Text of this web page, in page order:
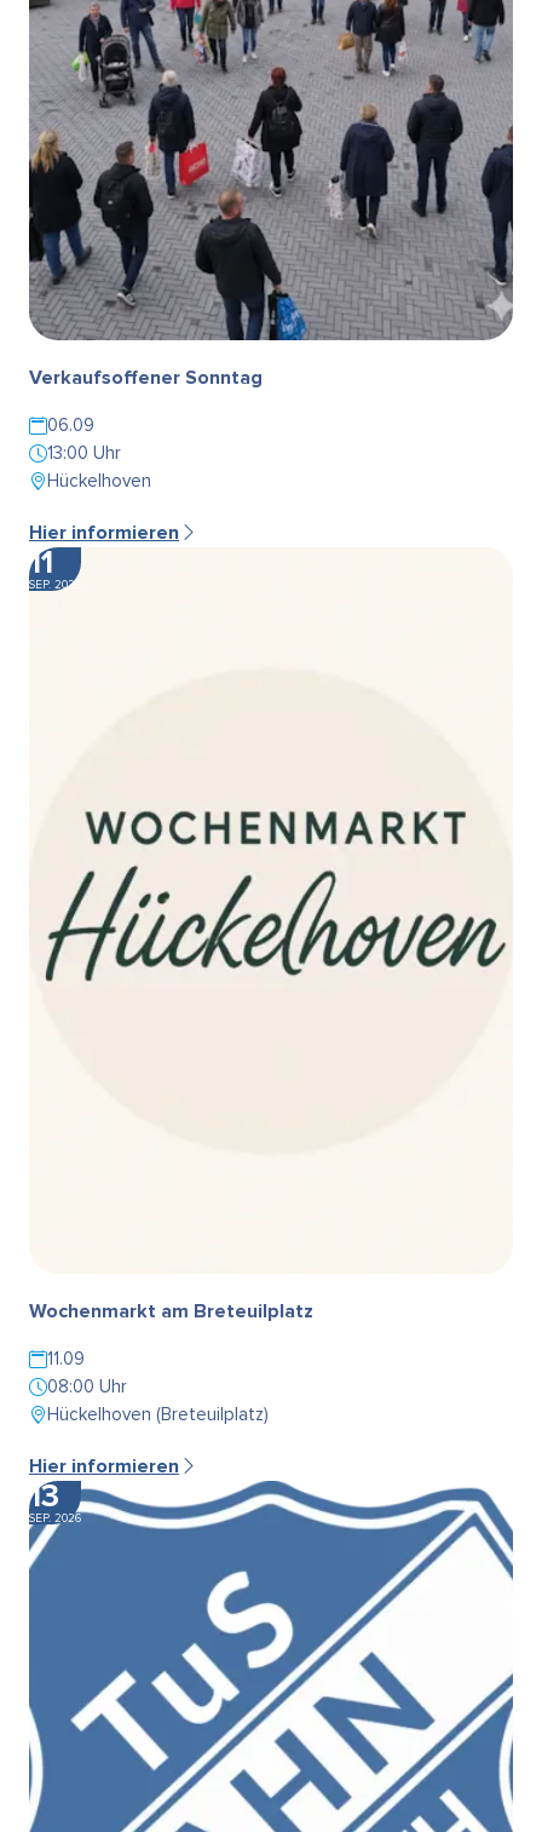
Verkaufsoffener Sonntag
06.09
13:00 Uhr
Hückelhoven
Hier informieren
11
SEP. 2026
Wochenmarkt am Breteuilplatz
11.09
08:00 Uhr
Hückelhoven (Breteuilplatz)
Hier informieren
13
SEP. 2026